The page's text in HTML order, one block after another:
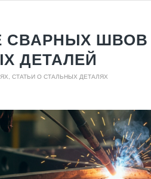
СВАРНЫХ ШВОВ
ДЕТАЛЕЙ
СТАТЬИ О СТАЛЬНЫХ ДЕТАЛЯХ